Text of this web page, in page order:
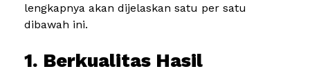
lengkapnya akan dijelaskan satu per satu
dibawah ini.
1. Berkualitas Hasil